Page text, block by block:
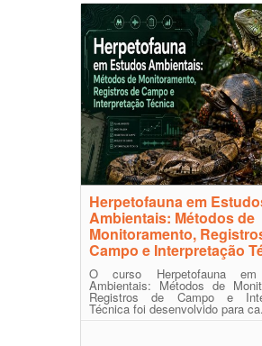
Herpetofauna em
Ambientais: Métodos de
Monitoramento,
Campo e Interpretação
O curso Herpetofauna em
Ambientais: Métodos de
Registros de Campo e
Técnica foi desenvolvido para